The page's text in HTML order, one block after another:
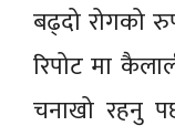
बढ्दो रोगको
रिपोट मा
चनाखो रहनु